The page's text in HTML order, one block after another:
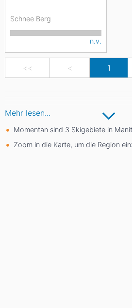
Schnee Berg
n.v.
<< < 1
Mehr lesen...
Momentan sind 3 Skigebiete in
Zoom in die Karte, um die Region